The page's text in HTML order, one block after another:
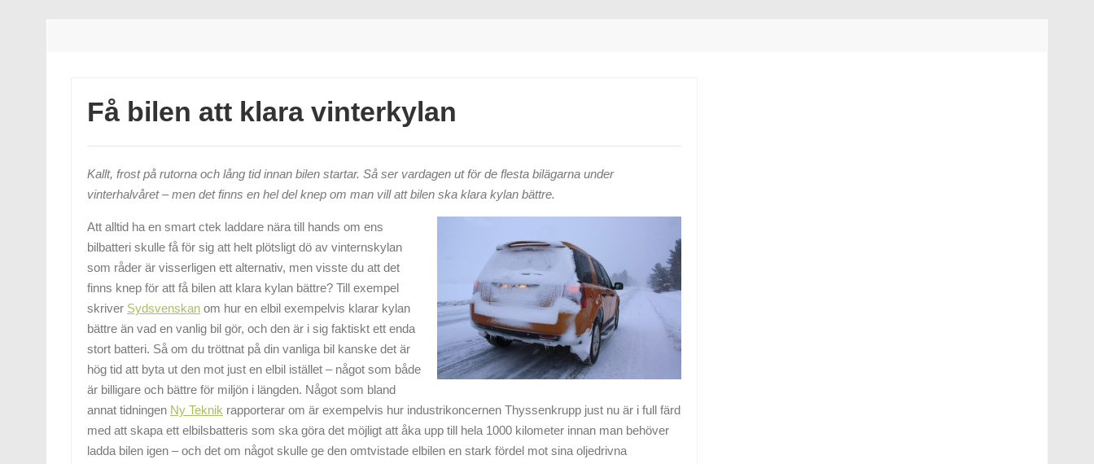
Få bilen att klara vinterkylan
Kallt, frost på rutorna och lång tid innan bilen startar. Så ser vardagen ut för de flesta bilägarna under
vinterhalvåret – men det finns en hel del knep om man vill att bilen ska klara kylan bättre.
Att alltid ha en smart ctek laddare nära till hands om ens
bilbatteri skulle få för sig att helt plötsligt dö av vinternskylan
som råder är visserligen ett alternativ, men visste du att det
finns knep för att få bilen att klara kylan bättre? Till exempel
skriver Sydsvenskan om hur en elbil exempelvis klarar kylan
bättre än vad en vanlig bil gör, och den är i sig faktiskt ett enda
stort batteri. Så om du tröttnat på din vanliga bil kanske det är
hög tid att byta ut den mot just en elbil istället – något som både
är billigare och bättre för miljön i längden. Något som bland
annat tidningen Ny Teknik rapporterar om är exempelvis hur industrikoncernen Thyssenkrupp just nu är i full färd
med att skapa ett elbilsbatteris som ska göra det möjligt att åka upp till hela 1000 kilometer innan man behöver
ladda bilen igen – och det om något skulle ge den omtvistade elbilen en stark fördel mot sina oljedrivna